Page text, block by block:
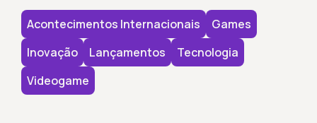
Acontecimentos Internacionais
Games
Inovação
Lançamentos
Tecnologia
Videogame